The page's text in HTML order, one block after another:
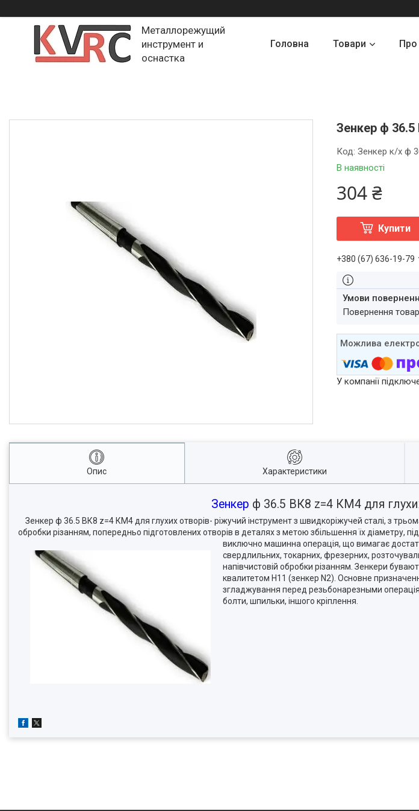
Металлорежущий
инструмент и
оснастка
Головна Товари Про
Зенкер ф 36.5
В наявності
Код:Зенкер к/х ф
304 ₴
Купити
+380 (67) 636-19-79
повернення
У компанії
Опис Характеристики
Зенкер ф 36.5 ВК8 z=4 КМ4 для
Зенкер ф 36.5 ВК8 z=4 КМ4 для глухих отворів- ріжучий інструмент з швидкоріжучей сталі, з
обробки різанням, попередньо підготовлених отворів в деталях з метою збільшення їх діаметру,
виключно машинна операція, що вимагає
свердлильних, токарних, фрезерних,
напівчистовій обробки різанням. Зенкери
квалитетом H11 (зенкер N2). Основне
згладжування перед резьбонарезными
болти, шпильки, іншого кріплення.